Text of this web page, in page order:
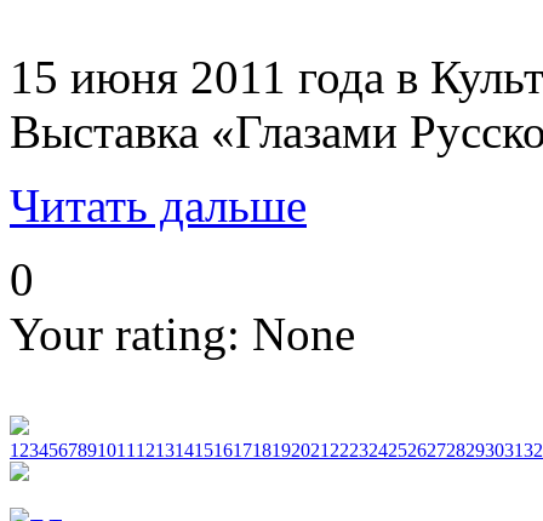
15 июня 2011 года в
Выставка «Глазами
Читать дальше
0
Your rating: None
1 234567891011 12131415161718192021 2223242526272829303132